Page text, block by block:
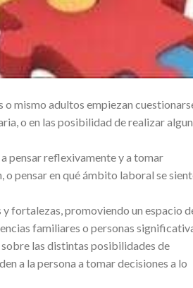
o mismo adultos empiezan
o en las posibilidad de realizar
pensar reflexivamente y a tomar
o pensar en qué ámbito laboral se
y fortalezas, promoviendo un espacio
familiares o personas
las distintas posibilidades de
a la persona a tomar decisiones a lo